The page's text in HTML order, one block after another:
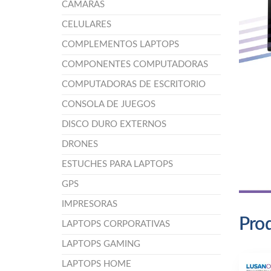
CÁMARAS
CELULARES
COMPLEMENTOS LAPTOPS
COMPONENTES COMPUTADORAS
COMPUTADORAS DE ESCRITORIO
CONSOLA DE JUEGOS
DISCO DURO EXTERNOS
DRONES
ESTUCHES PARA LAPTOPS
GPS
IMPRESORAS
LAPTOPS CORPORATIVAS
LAPTOPS GAMING
LAPTOPS HOME